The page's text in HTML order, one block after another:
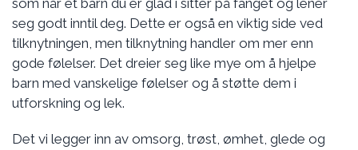
som når et barn du er glad i sitter på fanget og lener
seg godt inntil deg. Dette er også en viktig side ved
tilknytningen, men tilknytning handler om mer enn
gode følelser. Det dreier seg like mye om å hjelpe
barn med vanskelige følelser og å støtte dem i
utforskning og lek.
Det vi legger inn av omsorg, trøst, ømhet, glede og